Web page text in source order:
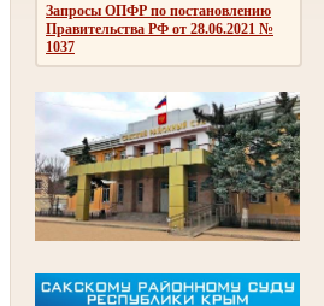
Запросы ОПФР по постановлению
Правительства РФ от 28.06.2021 №
1037